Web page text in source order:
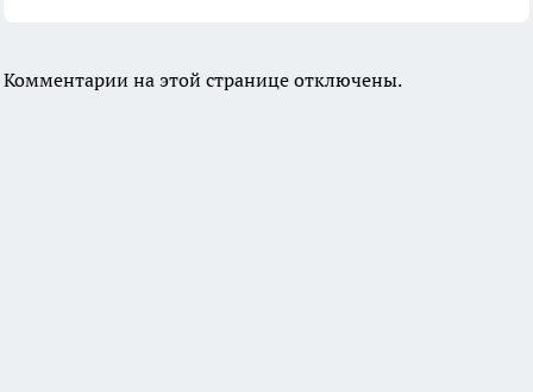
Комментарии на этой странице отключены.